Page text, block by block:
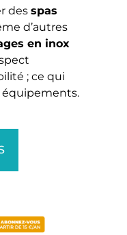
des spas
d’autres
en inox
; ce qui
équipements.